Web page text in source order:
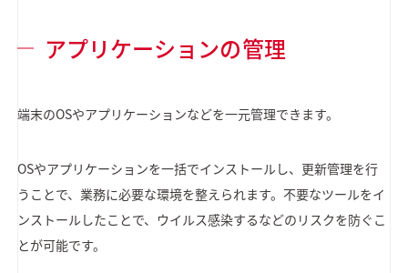
アプリケーションの管理
端末のOSやアプリケーションなどを一元管理できます。
OSやアプリケーションを一括でインストールし、更新管理を行
うことで、業務に必要な環境を整えられます。不要なツールをイ
ンストールしたことで、ウイルス感染するなどのリスクを防ぐこ
とが可能です。